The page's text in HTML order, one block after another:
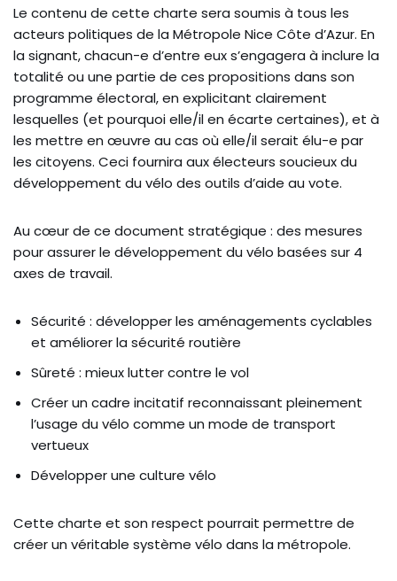
Le contenu de cette charte sera soumis à tous les
acteurs politiques de la Métropole Nice Côte d’Azur. En
la signant, chacun-e d’entre eux s’engagera à inclure la
totalité ou une partie de ces propositions dans son
programme électoral, en explicitant clairement
lesquelles (et pourquoi elle/il en écarte certaines), et à
les mettre en œuvre au cas où elle/il serait élu-e par
les citoyens. Ceci fournira aux électeurs soucieux du
développement du vélo des outils d’aide au vote.
Au cœur de ce document stratégique : des mesures
pour assurer le développement du vélo basées sur 4
axes de travail.
Sécurité : développer les aménagements cyclables
et améliorer la sécurité routière
Sûreté : mieux lutter contre le vol
Créer un cadre incitatif reconnaissant pleinement
l’usage du vélo comme un mode de transport
vertueux
Développer une culture vélo
Cette charte et son respect pourrait permettre de
créer un véritable système vélo dans la métropole.